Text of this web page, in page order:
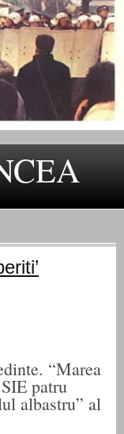
“Marea
patru
albastru” al